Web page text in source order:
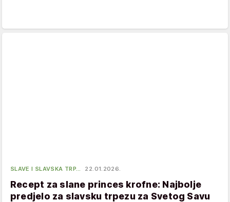
SLAVE I SLAVSKA TRP… 22.01.2026.
Recept za slane princes krofne: Najbolje
predjelo za slavsku trpezu za Svetog Savu